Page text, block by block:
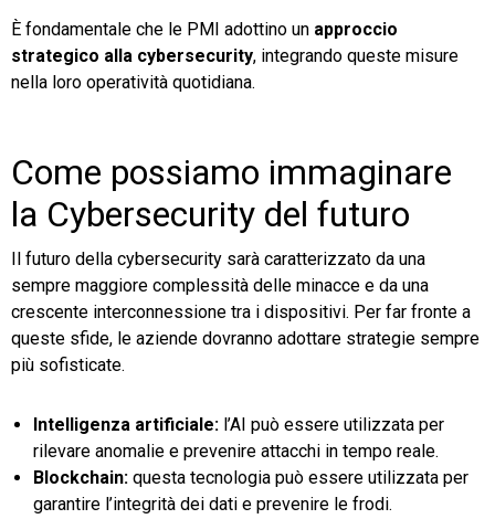
È fondamentale che le PMI adottino un approccio
strategico alla cybersecurity, integrando queste misure
nella loro operatività quotidiana.
Come possiamo immaginare
la Cybersecurity del futuro
Il futuro della cybersecurity sarà caratterizzato da una
sempre maggiore complessità delle minacce e da una
crescente interconnessione tra i dispositivi. Per far fronte a
queste sfide, le aziende dovranno adottare strategie sempre
più sofisticate.
Intelligenza artificiale: l’AI può essere utilizzata per
rilevare anomalie e prevenire attacchi in tempo reale.
Blockchain: questa tecnologia può essere utilizzata per
garantire l’integrità dei dati e prevenire le frodi.